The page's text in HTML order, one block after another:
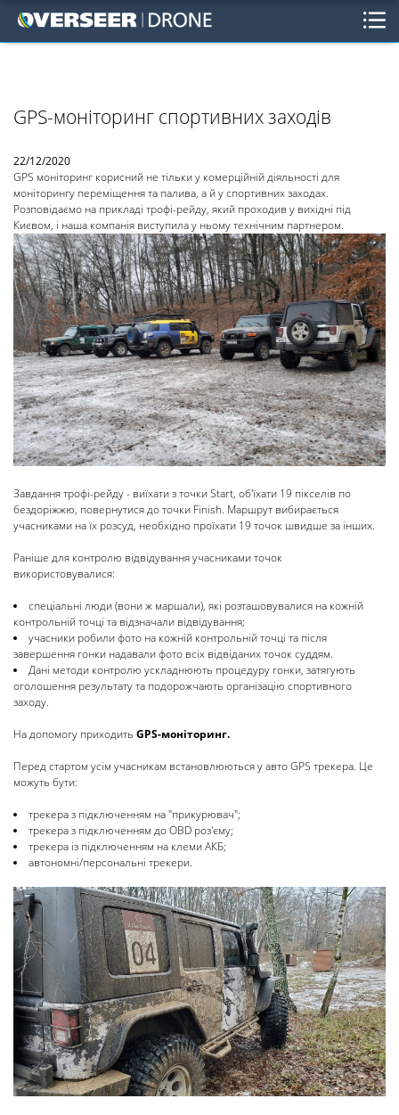
GPS-моніторинг спортивних заходів
22/12/2020
GPS моніторинг корисний не тільки у комерційній діяльності для
моніторингу переміщення та палива, а й у спортивних заходах.
Розповідаємо на прикладі трофі-рейду, який проходив у вихідні під
Києвом, і наша компанія виступила у ньому технічним партнером.
Завдання трофі-рейду - виїхати з точки Start, об'їхати 19 пікселів по
бездоріжжю, повернутися до точки Finish. Маршрут вибирається
учасниками на їх розсуд, необхідно проїхати 19 точок швидше за інших.
Раніше для контролю відвідування учасниками точок
використовувалися:
спеціальні люди (вони ж маршали), які розташовувалися на кожній
контрольній точці та відзначали відвідування;
учасники робили фото на кожній контрольній точці та після
завершення гонки надавали фото всіх відвіданих точок суддям.
Дані методи контролю ускладнюють процедуру гонки, затягують
оголошення результату та подорожчають організацію спортивного
заходу.
На допомогу приходить GPS-моніторинг.
Перед стартом усім учасникам встановлюються у авто GPS трекера. Це
можуть бути:
трекера з підключенням на "прикурювач";
трекера з підключенням до OBD роз'єму;
трекера із підключенням на клеми АКБ;
автономні/персональні трекери.